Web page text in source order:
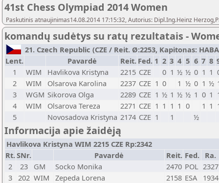
41st Chess Olympiad 2014 Women
Paskutinis atnaujinimas14.08.2014 17:15:32, Autorius: Dipl.Ing.Heinz
komandų sudėtys su ratų rezultatais -
21. Czech Republic (CZE / Reit. Ø:2253, Kapitonas:
Lent.
Pavardė Reit. Fed. 1 2 3 4 5 6 7 8
1
WIM Havlikova Kristyna 2215 CZE 0 1 ½ ½ 0 1 1
2
WIM Olsarova Karolina 2237 CZE 1 0 1 ½ 0 1 ½
3
WGM Sikorova Olga 2289 CZE 1 ½ 1 ½ ½ 1 0 1
4
WIM Olsarova Tereza 2271 CZE 1 1 1 1 0 1 1
5
Novosadova Kristyna 2174 CZE 1 1 ½
Informacija apie žaidėją
Havlikova Kristyna WIM 2215 CZE Rp:2342
Rt.SNr. Pavardė Reit. Fed. Ra.
2
23 GM Socko Monika 2470 POL 2327
3
202 WIM Zepeda Lorena 2158 ESA
1934